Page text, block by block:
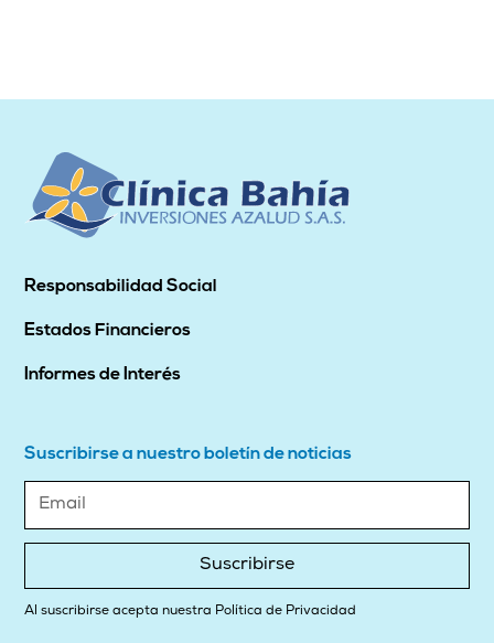
Responsabilidad Social
Estados Financieros
Informes de Interés
Suscribirse a nuestro boletín de noticias
Suscribirse
Al suscribirse acepta nuestra Política de Privacidad